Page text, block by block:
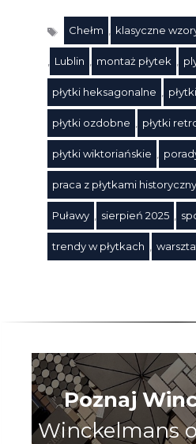
Tagi
Chełm klasyczne
Lublin montaż płytek
płytki heksagonalne
płytki ozdobne płytki
płytki wiktoriańskie
praca z płytkami
Puławy sierpień 2025
trendy w płytkach
Poznaj
Winckelmans